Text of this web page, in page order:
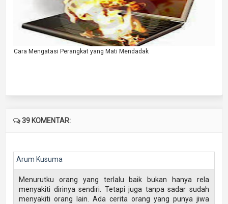
Cara Mengatasi Perangkat yang Mati Mendadak
39 KOMENTAR:
Arum Kusuma
Menurutku orang yang terlalu baik bukan hanya rela
menyakiti dirinya sendiri. Tetapi juga tanpa sadar sudah
menyakiti orang lain. Ada cerita orang yang punya jiwa